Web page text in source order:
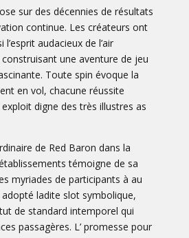
sur des décennies de résultats
continue. Les créateurs ont
audacieux de l’air
une aventure de jeu
Toute spin évoque la
en vol, chacune réussite
digne des très illustres as
de Red Baron dans la
témoigne de sa
myriades de participants à au
ladite slot symbolique,
de standard intemporel qui
passagères. L’ promesse pour